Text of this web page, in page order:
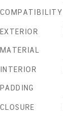
COMPATIBILITY
EXTERIOR
MATERIAL
INTERIOR
PADDING
CLOSURE